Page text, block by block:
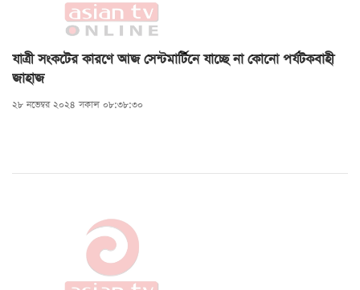
যাত্রী সংকটের কারণে আজ সেন্টমার্টিনে যাচ্ছে না কোনো পর্যটকবাহী
জাহাজ
২৮ নভেম্বর ২০২৪ সকাল ০৮:৩৮:৩০